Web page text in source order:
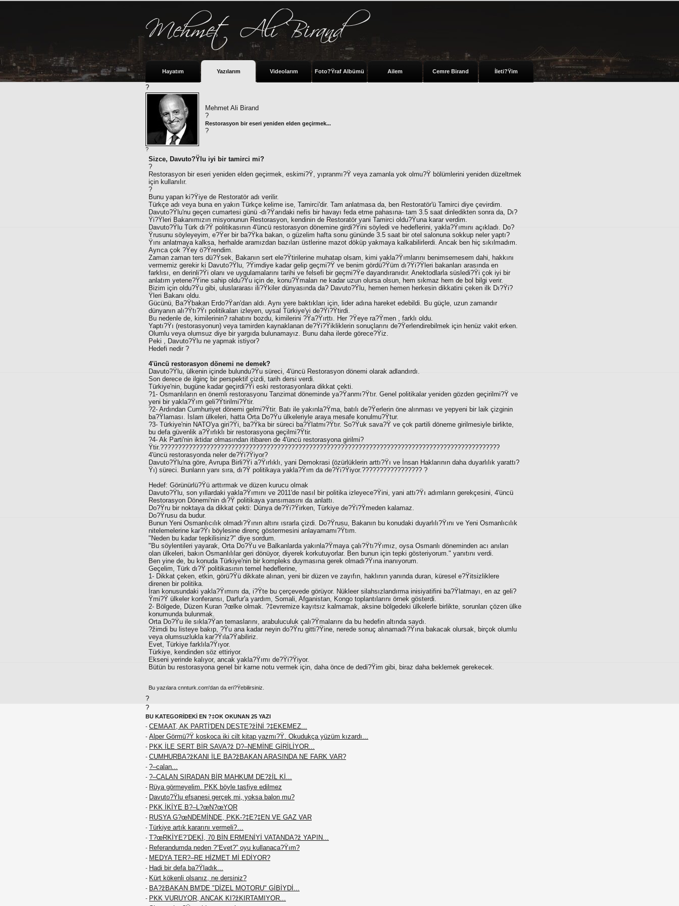
Hayatım Yazılarım Videolarım Foto?Ÿraf Albümü Ailem Cemre Birand İleti?Ÿim
?
Mehmet Ali Birand
?
Restorasyon bir eseri yeniden elden geçirmek...
?
?
Sizce, Davuto?Ÿlu iyi bir tamirci mi?
?
Restorasyon bir eseri yeniden elden geçirmek, eskimi?Ÿ, yıpranmı?Ÿ veya zamanla yok olmu?Ÿ bölümlerini yeniden düzeltmek
için kullanılır.
?
Bunu yapan ki?Ÿiye de Restoratör adı verilir.
Türkçe adı veya buna en yakın Türkçe kelime ise, Tamirci'dir. Tam anlatmasa da, ben Restoratör'ü Tamirci diye çevirdim.
Davuto?Ÿlu'nu geçen cumartesi günü -dı?Ÿarıdaki nefis bir havayı feda etme pahasına- tam 3.5 saat dinledikten sonra da, Dı?
Ÿi?Ÿleri Bakanımızın misyonunun Restorasyon, kendinin de Restoratör yani Tamirci oldu?Ÿuna karar verdim.
Davuto?Ÿlu Türk dı?Ÿ politikasının 4'üncü restorasyon dönemine girdi?Ÿini söyledi ve hedeflerini, yakla?Ÿımını açıkladı. Do?
Ÿrusunu söyleyeyim, e?Ÿer bir ba?Ÿka bakan, o güzelim hafta sonu gününde 3.5 saat bir otel salonuna sokkup neler yaptı?
Ÿını anlatmaya kalksa, herhalde aramızdan bazıları üstlerine mazot döküp yakmaya kalkabilirlerdi. Ancak ben hiç sıkılmadım.
Ayrıca çok ?Ÿey ö?Ÿrendim.
Zaman zaman ters dü?Ÿsek, Bakanın sert ele?Ÿtirilerine muhatap olsam, kimi yakla?Ÿımlarını benimsemesem dahi, hakkını
vermemiz gerekir ki Davuto?Ÿlu, ?Ÿimdiye kadar gelip geçmi?Ÿ ve benim gördü?Ÿüm dı?Ÿi?Ÿleri bakanları arasında en
farklısı, en derinli?Ÿi olanı ve uygulamalarını tarihi ve felsefi bir geçmi?Ÿe dayandıranıdır. Anektodlarla süsledi?Ÿi çok iyi bir
anlatım yetene?Ÿine sahip oldu?Ÿu için de, konu?Ÿmaları ne kadar uzun olursa olsun, hem sıkmaz hem de bol bilgi verir.
Bizim için oldu?Ÿu gibi, uluslararası ili?Ÿkiler dünyasında da? Davuto?Ÿlu, hemen hemen herkesin dikkatini çeken ilk Dı?Ÿi?
Ÿleri Bakanı oldu.
Gücünü, Ba?Ÿbakan Erdo?Ÿan'dan aldı. Aynı yere baktıkları için, lider adına hareket edebildi. Bu güçle, uzun zamandır
dünyanın alı?Ÿtı?Ÿı politikaları izleyen, uysal Türkiye'yi de?Ÿi?Ÿtirdi.
Bu nedenle de, kimilerinin? rahatını bozdu, kimilerini ?Ÿa?Ÿırttı. Her ?Ÿeye ra?Ÿmen , farklı oldu.
Yaptı?Ÿı (restorasyonun) veya tamirden kaynaklanan de?Ÿi?Ÿikliklerin sonuçlarını de?Ÿerlendirebilmek için henüz vakit erken.
Olumlu veya olumsuz diye bir yargıda bulunamayız. Bunu daha ilerde görece?Ÿiz.
Peki , Davuto?Ÿlu ne yapmak istiyor?
Hedefi nedir ?
4'üncü restorasyon dönemi ne demek?
Davuto?Ÿlu, ülkenin içinde bulundu?Ÿu süreci, 4'üncü Restorasyon dönemi olarak adlandırdı.
Son derece de ilginç bir perspektif çizdi, tarih dersi verdi.
Türkiye'nin, bugüne kadar geçirdi?Ÿi eski restorasyonlara dikkat çekti.
?1- Osmanlıların en önemli restorasyonu Tanzimat döneminde ya?Ÿanmı?Ÿtır. Genel politikalar yeniden gözden geçirilmi?Ÿ ve
yeni bir yakla?Ÿım geli?Ÿtirilmi?Ÿtir.
?2- Ardından Cumhuriyet dönemi gelmi?Ÿtir. Batı ile yakınla?Ÿma, batılı de?Ÿerlerin öne alınması ve yepyeni bir laik çizginin
ba?Ÿlaması. İslam ülkeleri, hatta Orta Do?Ÿu ülkeleriyle araya mesafe konulmu?Ÿtur.
?3- Türkiye'nin NATO'ya giri?Ÿi, ba?Ÿka bir süreci ba?Ÿlatmı?Ÿtır. So?Ÿuk sava?Ÿ ve çok partili döneme girilmesiyle birlikte,
bu defa güvenlik a?Ÿırlıklı bir restorasyona geçilmi?Ÿtir.
?4- Ak Parti'nin iktidar olmasından itibaren de 4'üncü restorasyona girilmi?
Ÿtir.????????????????????????????????????????????????????????????????????????????????????????????????
4'üncü restorasyonda neler de?Ÿi?Ÿiyor?
Davuto?Ÿlu'na göre, Avrupa Birli?Ÿi a?Ÿırlıklı, yani Demokrasi (özürlüklerin arttı?Ÿı ve İnsan Haklarının daha duyarlılık yarattı?
Ÿı) süreci. Bunların yanı sıra, dı?Ÿ politikaya yakla?Ÿım da de?Ÿi?Ÿiyor.????????????????? ?
Hedef: Görünürlü?Ÿü arttırmak ve düzen kurucu olmak
Davuto?Ÿlu, son yıllardaki yakla?Ÿımını ve 2011'de nasıl bir politika izleyece?Ÿini, yani attı?Ÿı adımların gerekçesini, 4'üncü
Restorasyon Dönemi'nin dı?Ÿ politikaya yansımasını da anlattı.
Do?Ÿru bir noktaya da dikkat çekti: Dünya de?Ÿi?Ÿirken, Türkiye de?Ÿi?Ÿmeden kalamaz.
Do?Ÿrusu da budur.
Bunun Yeni Osmanlıcılık olmadı?Ÿının altını ısrarla çizdi. Do?Ÿrusu, Bakanın bu konudaki duyarlılı?Ÿını ve Yeni Osmanlıcılık
nitelemelerine kar?Ÿı böylesine direnç göstermesini anlayamamı?Ÿtım.
"Neden bu kadar tepkilisiniz?" diye sordum.
"Bu söylentileri yayarak, Orta Do?Ÿu ve Balkanlarda yakınla?Ÿmaya çalı?Ÿtı?Ÿımız, oysa Osmanlı döneminden acı anıları
olan ülkeleri, bakın Osmanlılılar geri dönüyor, diyerek korkutuyorlar. Ben bunun için tepki gösteriyorum." yanıtını verdi.
Ben yine de, bu konuda Türkiye'nin bir kompleks duymasına gerek olmadı?Ÿına inanıyorum.
Geçelim, Türk dı?Ÿ politikasının temel hedeflerine,
1- Dikkat çeken, etkin, görü?Ÿü dikkate alınan, yeni bir düzen ve zayıfın, haklının yanında duran, küresel e?Ÿitsizliklere
direnen bir politika.
İran konusundaki yakla?Ÿımını da, i?Ÿte bu çerçevede görüyor. Nükleer silahsızlandırma inisiyatifini ba?Ÿlatmayı, en az geli?
Ÿmi?Ÿ ülkeler konferansı, Darfur'a yardım, Somali, Afganistan, Kongo toplantılarını örnek gösterdi.
2- Bölgede, Düzen Kuran ?œlke olmak. ?‡evremize kayıtsız kalmamak, aksine bölgedeki ülkelerle birlikte, sorunları çözen ülke
konumunda bulunmak.
Orta Do?Ÿu ile sıkla?Ÿan temaslarını, arabuluculuk çalı?Ÿmalarını da bu hedefin altında saydı.
?žimdi bu listeye bakıp, ?Ÿu ana kadar neyin do?Ÿru gitti?Ÿine, nerede sonuç alınamadı?Ÿına bakacak olursak, birçok olumlu
veya olumsuzlukla kar?Ÿıla?Ÿabiliriz.
Evet, Türkiye farklıla?Ÿıyor.
Türkiye, kendinden söz ettiriyor.
Ekseni yerinde kalıyor, ancak yakla?Ÿımı de?Ÿi?Ÿiyor.
Bütün bu restorasyona genel bir karne notu vermek için, daha önce de dedi?Ÿim gibi, biraz daha beklemek gerekecek.
Bu yazılara cnnturk.com'dan da eri?Ÿebilirsiniz.
?
?
BU KATEGORİDEKİ EN ?‡OK OKUNAN 25 YAZI
- CEMAAT, AK PARTİ'DEN DESTE?žİNİ ?‡EKEMEZ...
- Alper Görmü?Ÿ koskoca iki cilt kitap yazmı?Ÿ. Okudukça yüzüm kızardı...
- PKK İLE SERT BİR SAVA?ž D?–NEMİNE GİRİLİYOR...
- CUMHURBA?žKANI İLE BA?žBAKAN ARASINDA NE FARK VAR?
- ?–calan...
- ?–CALAN SIRADAN BİR MAHKUM DE?žİL Kİ...
- Rüya görmeyelim. PKK böyle tasfiye edilmez
- Davuto?Ÿlu efsanesi gerçek mi, yoksa balon mu?
- PKK İKİYE B?–L?œN?œYOR
- RUSYA G?œNDEMİNDE, PKK-?‡E?‡EN VE GAZ VAR
- Türkiye artık kararını vermeli?…
- T?œRKİYE?’DEKİ, 70 BİN ERMENİYİ VATANDA?ž YAPIN...
- Referandumda neden ?“Evet?” oyu kullanaca?Ÿım?
- MEDYA TER?–RE HİZMET Mİ EDİYOR?
- Hadi bir defa ba?Ÿladık...
- Kürt kökenli olsanız, ne dersiniz?
- BA?žBAKAN BM'DE "DİZEL MOTORU" GİBİYDİ...
- PKK VURUYOR, ANCAK KI?žKIRTAMIYOR...